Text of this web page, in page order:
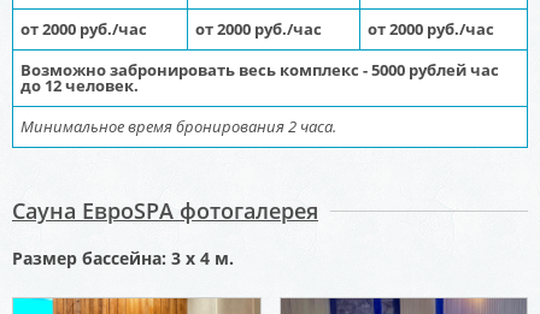
от 2000 руб./час
от 2000 руб./час
от 2000 руб./час
Возможно забронировать весь комплекс - 5000 рублей час
до 12 человек.
Минимальное время бронирования 2 часа.
Сауна ЕвроSPA фотогалерея
Размер бассейна: 3 х 4 м.